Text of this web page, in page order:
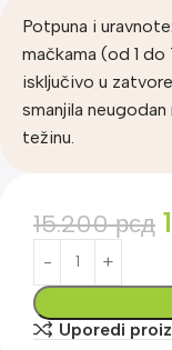
Potpuna i
mačkama (od 1
isključivo u
smanjila
težinu.
15.200рсд
Uporedi